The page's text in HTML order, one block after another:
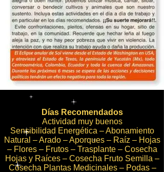
Días Recomendados
Actividad muy buenos
Sensibilidad Energética – Abonamiento
Natural – Arado – Aporques – Raíz – Hojas
– Flores – Frutos – Trasplante – Cosecha
Hojas y Raíces – Cosecha Fruto Semilla –
Cosecha Plantas Medicinales – Podas –